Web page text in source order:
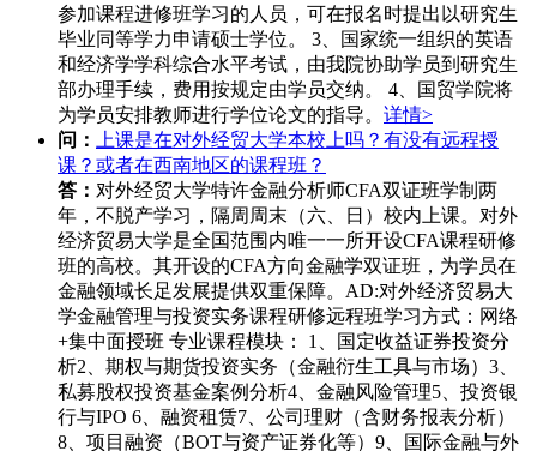
参加课程进修班学习的人员，可在报名时提出以研究生
毕业同等学力申请硕士学位。 3、国家统一组织的英语
和经济学学科综合水平考试，由我院协助学员到研究生
部办理手续，费用按规定由学员交纳。 4、国贸学院将
为学员安排教师进行学位论文的指导。 详情>
问：
上课是在对外经贸大学本校上吗？有没有远程授
课？或者在西南地区的课程班？
答： 对外经贸大学特许金融分析师CFA双证班学制两
年，不脱产学习，隔周周末（六、日）校内上课。对外
经济贸易大学是全国范围内唯一一所开设CFA课程研修
班的高校。其开设的CFA方向金融学双证班，为学员在
金融领域长足发展提供双重保障。AD:对外经济贸易大
学金融管理与投资实务课程研修远程班学习方式：网络
+集中面授班 专业课程模块： 1、国定收益证券投资分
析2、期权与期货投资实务（金融衍生工具与市场）3、
私募股权投资基金案例分析4、金融风险管理5、投资银
行与IPO 6、融资租赁7、公司理财（含财务报表分析）
8、项目融资（BOT与资产证券化等）9、国际金融与外